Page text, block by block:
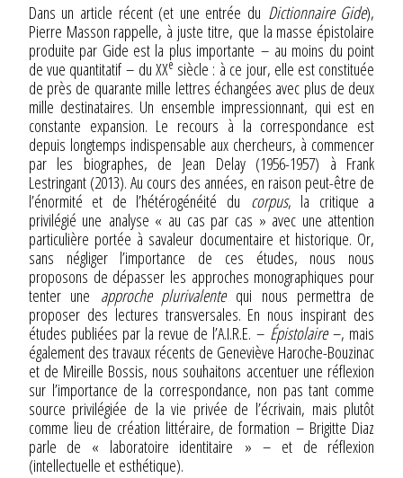
Dans un article récent (et une entrée du Dictionnaire Gide),
Pierre Masson rappelle, à juste titre, que la masse épistolaire
produite par Gide est la plus importante – au moins du point
de vue quantitatif – du XXe siècle : à ce jour, elle est constituée
de près de quarante mille lettres échangées avec plus de deux
mille destinataires. Un ensemble impressionnant, qui est en
constante expansion. Le recours à la correspondance est
depuis longtemps indispensable aux chercheurs, à commencer
par les biographes, de Jean Delay (1956-1957) à Frank
Lestringant (2013). Au cours des années, en raison peut-être de
l’énormité et de l’hétérogénéité du corpus, la critique a
privilégié une analyse « au cas par cas » avec une attention
particulière portée à savaleur documentaire et historique. Or,
sans négliger l’importance de ces études, nous nous
proposons de dépasser les approches monographiques pour
tenter une approche plurivalente qui nous permettra de
proposer des lectures transversales. En nous inspirant des
études publiées par la revue de l’A.I.R.E. – Épistolaire–, mais
également des travaux récents de Geneviève Haroche-Bouzinac
et de Mireille Bossis, nous souhaitons accentuer une réflexion
sur l’importance de la correspondance, non pas tant comme
source privilégiée de la vie privée de l’écrivain, mais plutôt
comme lieu de création littéraire, de formation – Brigitte Diaz
parle de « laboratoire identitaire » – et de réflexion
(intellectuelle et esthétique).